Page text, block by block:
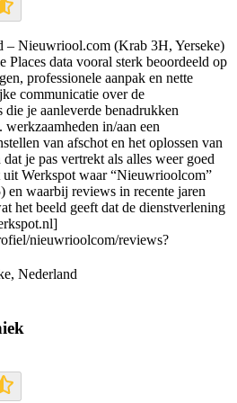
– Nieuwriool.com (Krab 3H, Yerseke)
Places data vooral sterk beoordeeld op
professionele aanpak en nette
communicatie over de
je aanleverde benadrukken
in/aan een
van afschot en het oplossen van
je pas vertrekt als alles weer goed
Werkspot waar “Nieuwrioolcom”
en waarbij reviews in recente jaren
het beeld geeft dat de dienstverlening
nieuwrioolcom/reviews?
Nederland